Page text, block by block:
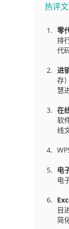
热评
零
排
代
进
存
慧
在
软
线
电
电
目
简